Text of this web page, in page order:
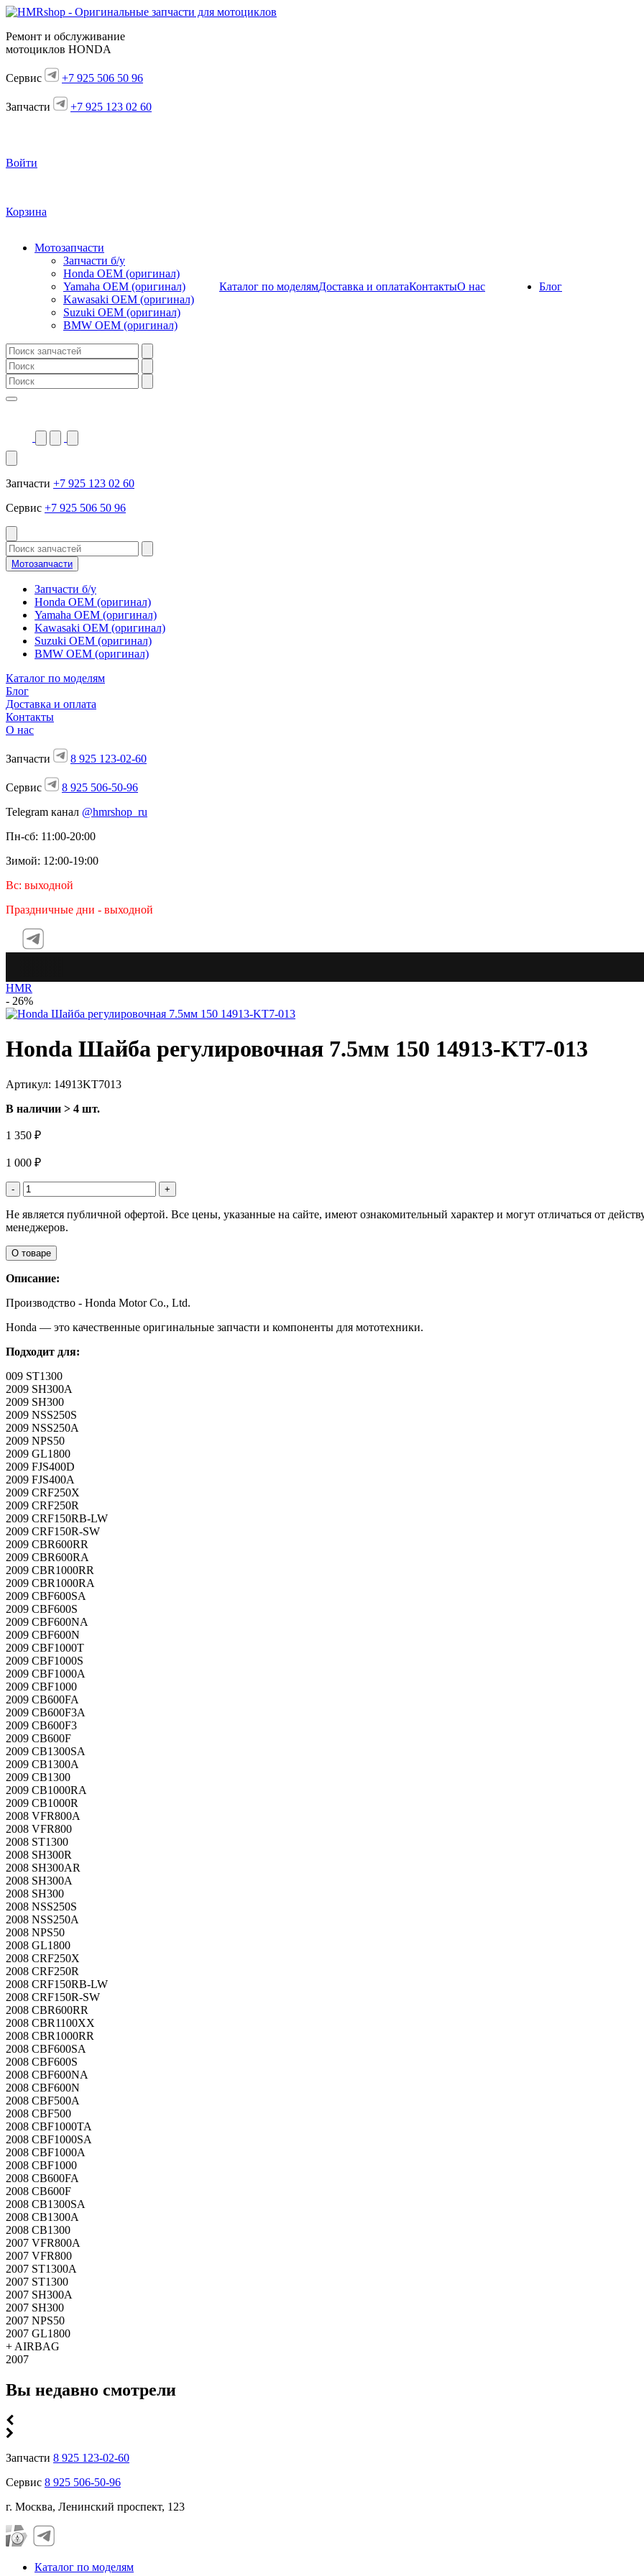
Ремонт и обслуживание
мотоциклов HONDA
Сервис +7 925 506 50 96
Запчасти +7 925 123 02 60
Войти
Корзина
Мотозапчасти
Запчасти б/у
Honda OEM (оригинал)
Yamaha OEM (оригинал)
Kawasaki OEM (оригинал)
Suzuki OEM (оригинал)
BMW OEM (оригинал)
Каталог по моделямДоставка и оплатаКонтактыО нас Блог
Запчасти +7 925 123 02 60
Сервис +7 925 506 50 96
Мотозапчасти
Запчасти б/у
Honda OEM (оригинал)
Yamaha OEM (оригинал)
Kawasaki OEM (оригинал)
Suzuki OEM (оригинал)
BMW OEM (оригинал)
Каталог по моделям
Блог
Доставка и оплата
Контакты
О нас
Запчасти 8 925 123-02-60
Сервис
8 925 506-50-96
Telegram канал @hmrshop_ru
Пн-сб: 11:00-20:00
Зимой: 12:00-19:00
Вс: выходной
Праздничные дни - выходной
HMR
- 26%
Honda Шайба регулировочная 7.5мм 150 14913-KT7-013
Артикул: 14913KT7013
В наличии > 4 шт.
1 350 ₽
1 000 ₽
- +
Не является публичной офертой. Все цены, указанные на сайте, имеют ознакомительный характер и могут отличаться от
менеджеров.
О товаре
Описание:
Производство - Honda Motor Co., Ltd.
Honda — это качественные оригинальные запчасти и компоненты для мототехники.
Подходит для:
009 ST1300
2009 SH300A
2009 SH300
2009 NSS250S
2009 NSS250A
2009 NPS50
2009 GL1800
2009 FJS400D
2009 FJS400A
2009 CRF250X
2009 CRF250R
2009 CRF150RB-LW
2009 CRF150R-SW
2009 CBR600RR
2009 CBR600RA
2009 CBR1000RR
2009 CBR1000RA
2009 CBF600SA
2009 CBF600S
2009 CBF600NA
2009 CBF600N
2009 CBF1000T
2009 CBF1000S
2009 CBF1000A
2009 CBF1000
2009 CB600FA
2009 CB600F3A
2009 CB600F3
2009 CB600F
2009 CB1300SA
2009 CB1300A
2009 CB1300
2009 CB1000RA
2009 CB1000R
2008 VFR800A
2008 VFR800
2008 ST1300
2008 SH300R
2008 SH300AR
2008 SH300A
2008 SH300
2008 NSS250S
2008 NSS250A
2008 NPS50
2008 GL1800
2008 CRF250X
2008 CRF250R
2008 CRF150RB-LW
2008 CRF150R-SW
2008 CBR600RR
2008 CBR1100XX
2008 CBR1000RR
2008 CBF600SA
2008 CBF600S
2008 CBF600NA
2008 CBF600N
2008 CBF500A
2008 CBF500
2008 CBF1000TA
2008 CBF1000SA
2008 CBF1000A
2008 CBF1000
2008 CB600FA
2008 CB600F
2008 CB1300SA
2008 CB1300A
2008 CB1300
2007 VFR800A
2007 VFR800
2007 ST1300A
2007 ST1300
2007 SH300A
2007 SH300
2007 NPS50
2007 GL1800
+ AIRBAG
2007
Вы недавно смотрели
Запчасти 8 925 123-02-60
Сервис 8 925 506-50-96
г. Москва, Ленинский проспект, 123
Каталог по моделям